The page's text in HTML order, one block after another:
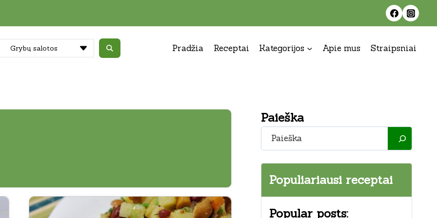
Grybų salotos Pradžia Receptai Kategorijos Apie mus Straipsniai
Paieška
Paieška
Populiariausi receptai
Popular posts: